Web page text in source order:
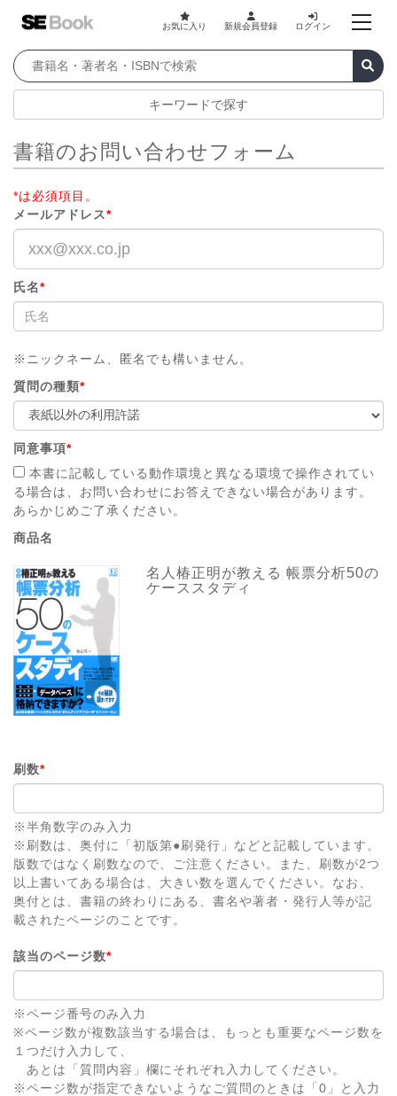
お気に入り 新規会員登録 ログイン
キーワードで探す
書籍のお問い合わせフォーム
*は必須項目。
メールアドレス*
氏名*
※ニックネーム、匿名でも構いません。
質問の種類*
同意事項*
本書に記載している動作環境と異なる環境で操作されてい
る場合は、お問い合わせにお答えできない場合があります。
あらかじめご了承ください。
商品名
名人椿正明が教える 帳票分析50の
ケーススタディ
刷数*
※半角数字のみ入力
※刷数は、奥付に「初版第●刷発行」などと記載しています。
版数ではなく刷数なので、ご注意ください。また、刷数が2つ
以上書いてある場合は、大きい数を選んでください。なお、
奥付とは、書籍の終わりにある、書名や著者・発行人等が記
載されたページのことです。
該当のページ数*
※ページ番号のみ入力
※ページ数が複数該当する場合は、もっとも重要なページ数を
１つだけ入力して、
あとは「質問内容」欄にそれぞれ入力してください。
※ページ数が指定できないようなご質問のときは「0」と入力